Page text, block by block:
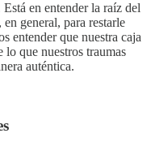
en entender la raíz del
general, para restarle
entender que nuestra caja
lo que nuestros traumas
auténtica.